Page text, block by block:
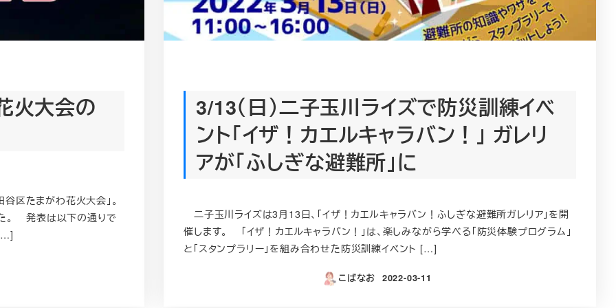
火大会の
区たまがわ花火大会」。
。 発表は以下の通りで
3/13（日）二子玉川ライズで防災訓練イベ
ント「イザ！カエルキャラバン！」 ガレリ
アが「ふしぎな避難所」に
二子玉川ライズは3月13日、「イザ！カエルキャラバン！ふしぎな避難所ガレリア」を開
催します。 「イザ！カエルキャラバン！」は、楽しみながら学べる「防災体験プログラム」
と「スタンプラリー」を組み合わせた防災訓練イベント […]
こばなお
投稿日
2022-03-11